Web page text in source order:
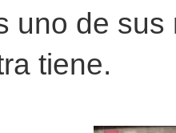
uno de
tiene.